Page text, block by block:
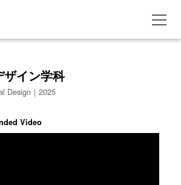
ザイン学科
Design｜2025
Video